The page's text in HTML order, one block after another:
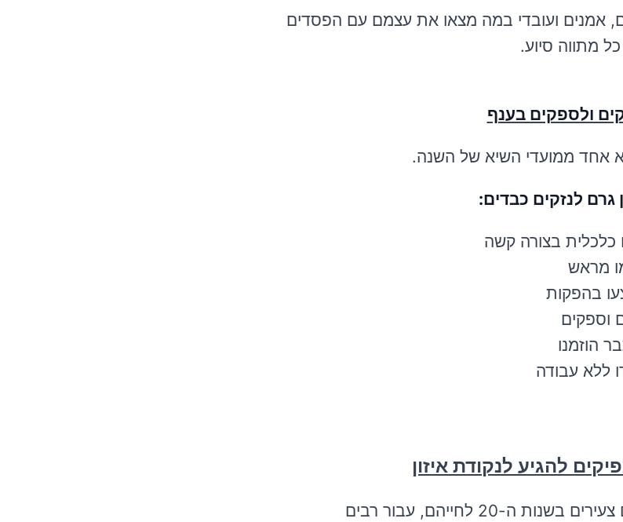
אמנים ועובדי במה מצאו את עצמם עם הפסדים
מתווה סיוע.
ולספקים בענף
אחד ממועדי השיא של השנה.
גרם לנזקים כבדים:
כלכלית בצורה קשה
מראש
בהפקות
וספקים
הוזמנו
ללא עבודה
להגיע לנקודת איזון
חשוב לציין שחלק גדול מהתחום, מובל על ידי יזמים צעירים בשנות ה-20 לחייהם, עבור רבים